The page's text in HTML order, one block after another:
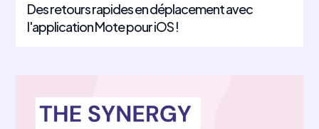
Des retours rapides en déplacement avec
l'application Mote pour iOS !